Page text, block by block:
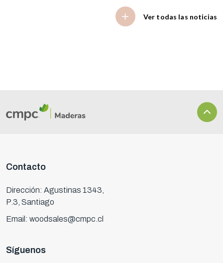
Ver todas las noticias
Contacto
Dirección: Agustinas 1343,
P.3, Santiago
Email: woodsales@cmpc.cl
Síguenos